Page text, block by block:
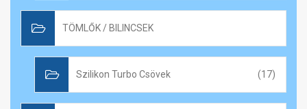
TÖMLŐK / BILINCSEK
Szilikon Turbo Csövek (17)